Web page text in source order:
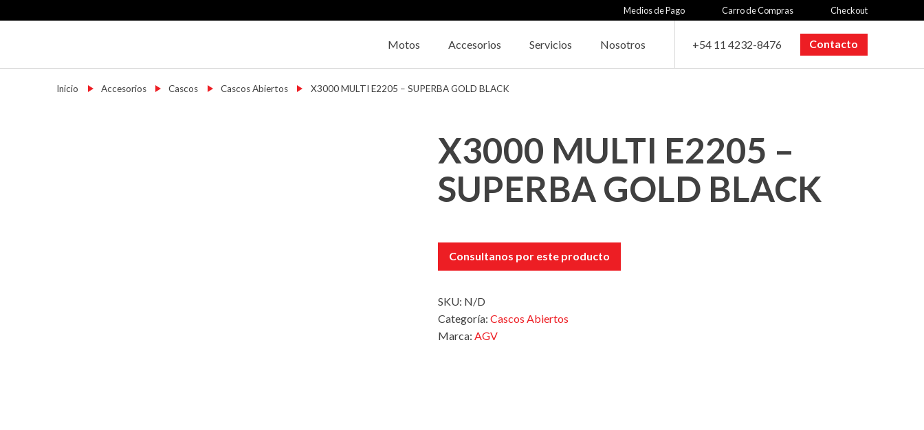
to
Medios de Pago Carro de Compras Checkout
Motoshop Ezeiza
Motos y Accesorios
+54 11 4232-8476 Contacto
Motos Accesorios Servicios Nosotros
Inicio → Accesorios→ Cascos → Cascos Abiertos→ X3000 MULTI E2205 – SUPERBA GOLD BLACK
X3000 MULTI E2205 –
SUPERBA GOLD BLACK
Consultanos por este producto
SKU: N/D
Categoría:Cascos Abiertos
Marca:AGV